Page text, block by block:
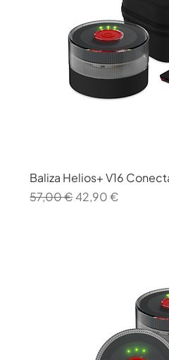
Baliza Helios+ V16
Precio
57,00 €Precio de oferta
42,90 €